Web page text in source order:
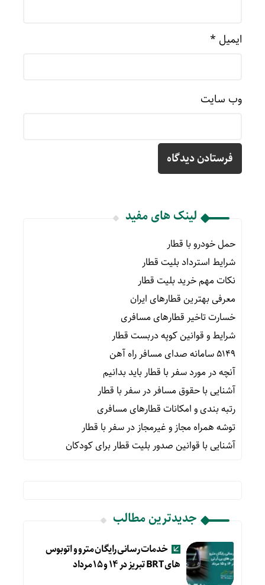
ایمیل *
وب‌ سایت
لینک های مفید
حمل خودرو با قطار
شرایط استرداد بلیت قطار
نکات مهم خرید بلیت قطار
معرفی بهترین قطارهای ایران
خسارت تاخیر قطارهای مسافری
شرایط و قوانین کوپه دربست قطار
۵۱۴۹ سامانه صدای مسافر راه آهن
آنچه در مورد سفر با قطار باید بدانیم
آشنایی با حقوق مسافر در سفر با قطار
رتبه بندی و امکانات قطارهای مسافری
توشه همراه مجاز و غیرمجاز در سفر با قطار
آشنایی با قوانین صدور بلیت قطار برای کودکان
جدیدترین مطالب
خدمات رسانی رایگان مترو و اتوبوس
های BRT تبریز در ۱۴ و ۱۵ مرداد